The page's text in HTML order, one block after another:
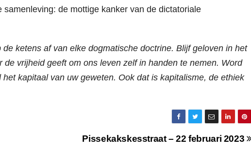
samenleving: de mottige kanker van de dictatoriale
ketens af van elke dogmatische doctrine. Blijf geloven in het
vrijheid geeft om ons leven zelf in handen te nemen. Word
kapitaal van uw geweten. Ook dat is kapitalisme, de ethiek
Pissekakskesstraat – 22 februari 2023